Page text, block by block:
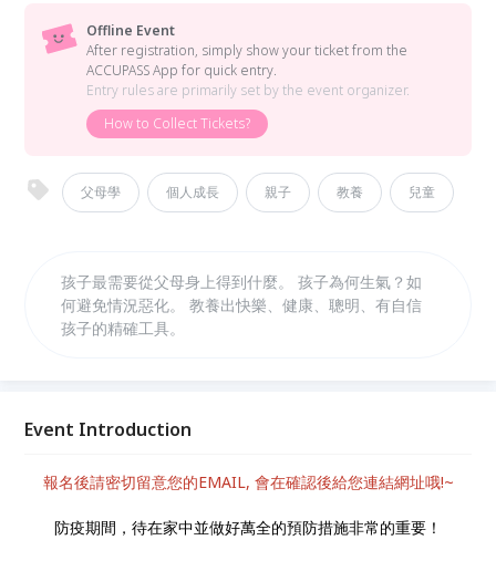
Offline Event
After registration, simply show your ticket from the
ACCUPASS App for quick entry.
Entry rules are primarily set by the event organizer.
How to Collect Tickets?
父母學 個人成長 親子 教養 兒童
孩子最需要從父母身上得到什麼。 孩子為何生氣？如
何避免情況惡化。 教養出快樂、健康、聰明、有自信
孩子的精確工具。
Event Introduction
報名後請密切留意您的EMAIL, 會在確認後給您連結網址哦!~
防疫期間，待在家中並做好萬全的預防措施非常的重要！